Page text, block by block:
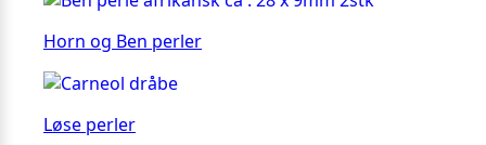
Horn og Ben perler
Løse perler